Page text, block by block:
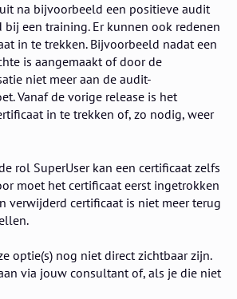
na bijvoorbeeld een positieve audit
een training. Er kunnen ook redenen
in te trekken. Bijvoorbeeld nadat een
is aangemaakt of door de
niet meer aan de audit-
Vanaf de vorige release is het
in te trekken of, zo nodig, weer
rol SuperUser kan een certificaat zelfs
moet het certificaat eerst ingetrokken
verwijderd certificaat is niet meer terug
optie(s) nog niet direct zichtbaar zijn.
via jouw consultant of, als je die niet